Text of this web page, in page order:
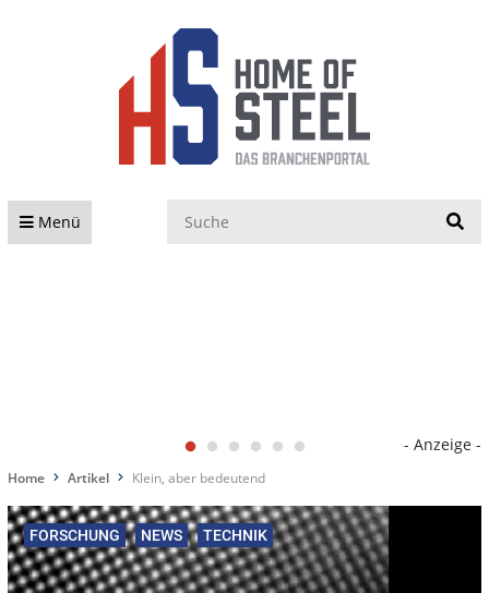
Menü
- Anzeige -
Home Artikel Klein, aber bedeutend
FORSCHUNG NEWS TECHNIK